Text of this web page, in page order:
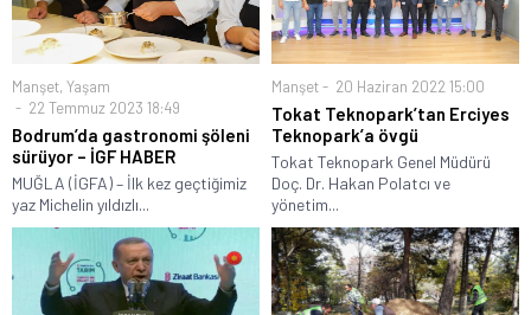
Manşet, Yaşam
22 Temmuz 2023 18:49
Bodrum’da gastronomi şöleni
sürüyor – İGF HABER
MUĞLA (İGFA) – İlk kez geçtiğimiz
yaz Michelin yıldızlı...
Manşet 20 Haziran 2022 15:00
Tokat Teknopark’tan Erciyes
Teknopark’a övgü
Tokat Teknopark Genel Müdürü
Doç. Dr. Hakan Polatcı ve
yönetim...